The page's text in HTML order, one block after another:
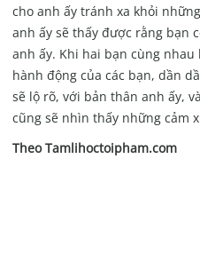
cho anh ấy tránh xa khỏi
anh ấy sẽ thấy được rằng bạn
anh ấy. Khi hai bạn cùng nhau
hành động của các bạn, dần
sẽ lộ rõ, với bản thân anh ấy,
cũng sẽ nhìn thấy những cảm
Theo Tamlihoctoipham.com